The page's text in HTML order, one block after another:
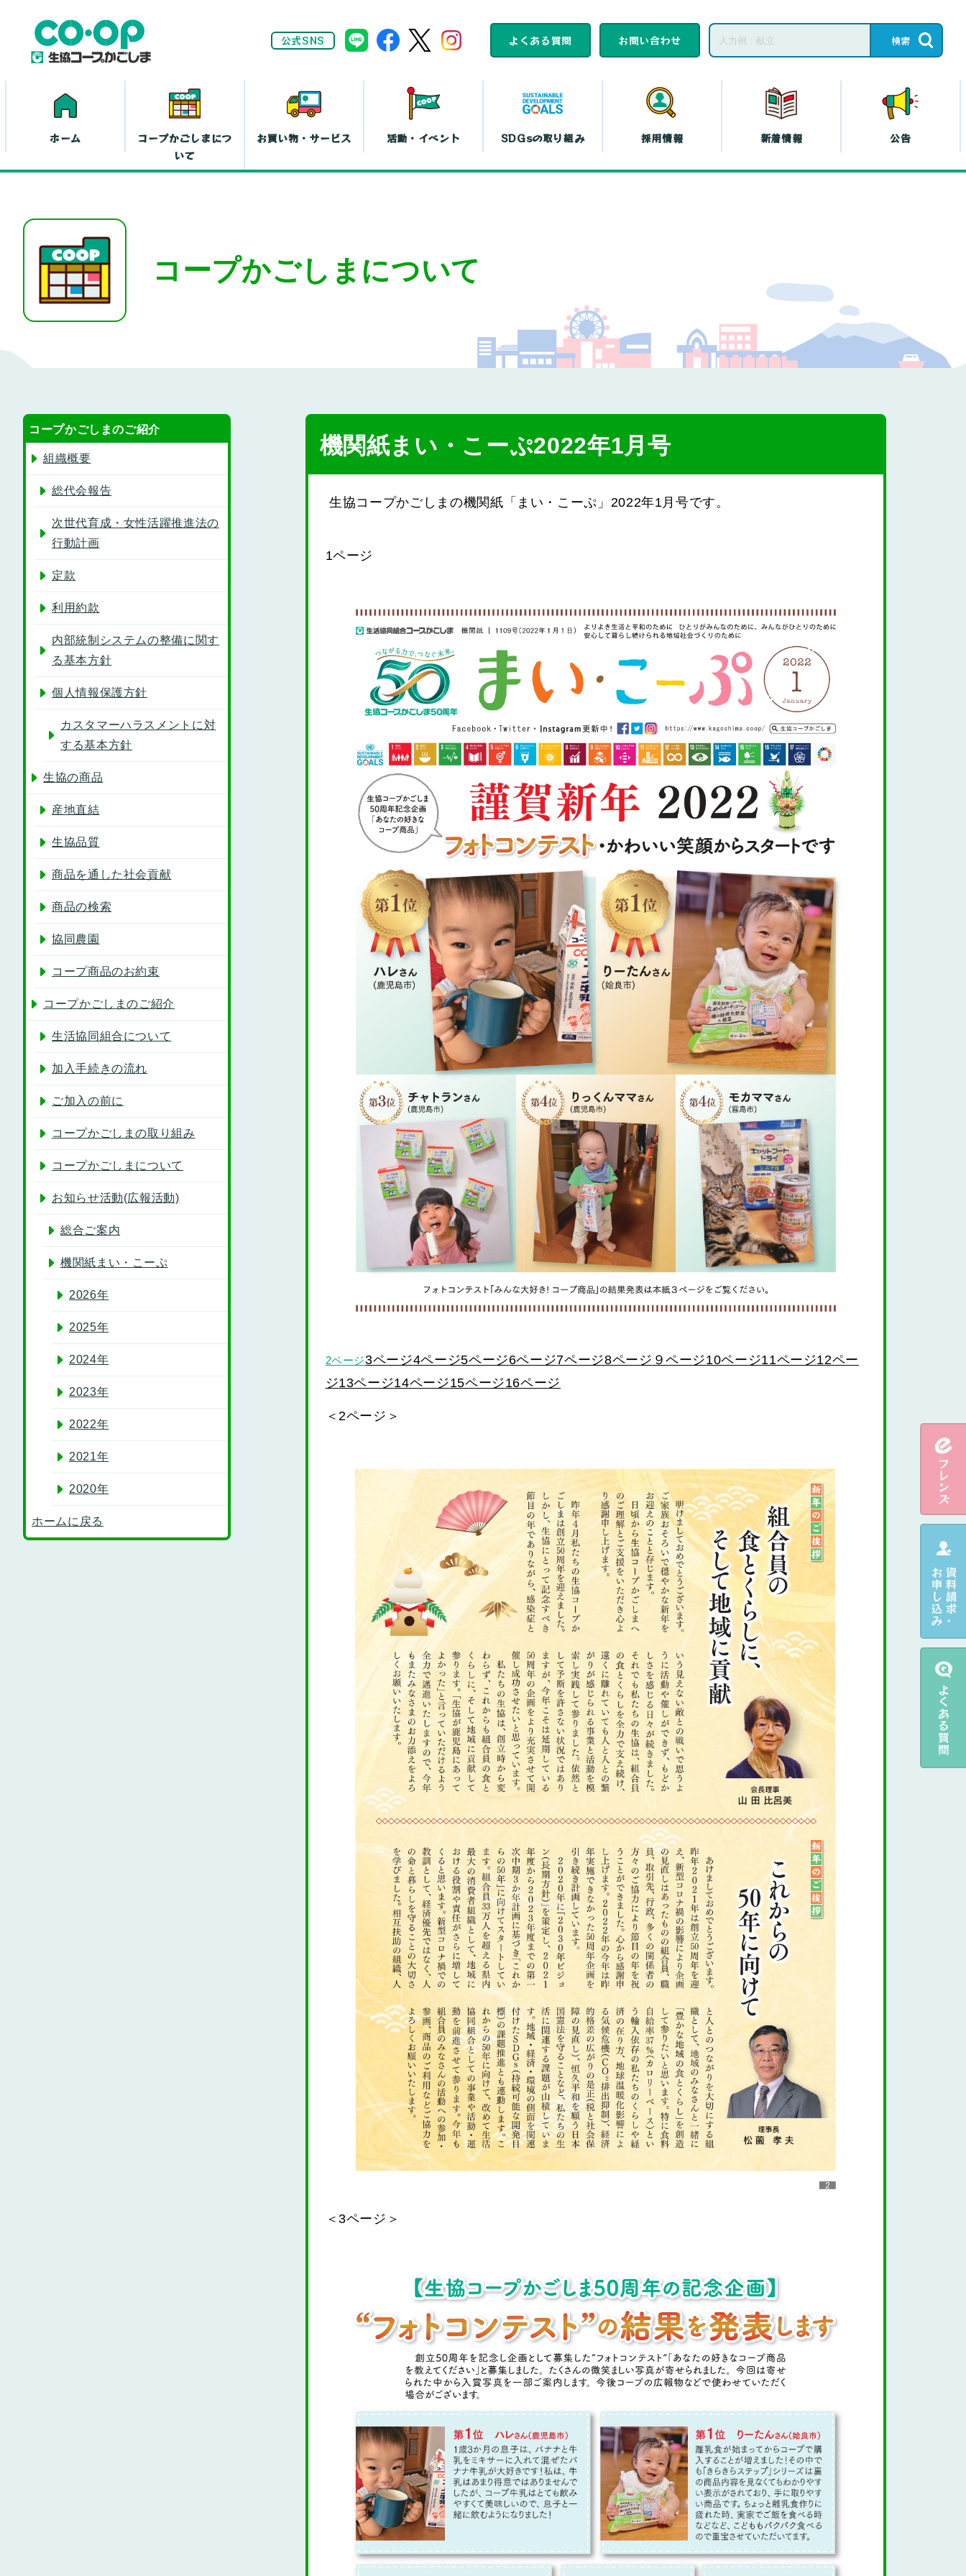
公式SNS よくある質問 お問い合わせ
ホーム
コープかごしまにつ
いて
お買い物・サービス
お弁当宅配 お買い物代行
コープの福祉
活動・イベント
家計(お金)に
まつわる活動
取り組み
SDGsの取り組み 採用情報 新着情報 公告
コープかごしまについて
機関紙まい・こーぷ2022年1月号
生協コープかごしまの機関紙「まい・こーぷ」2022年1月号です。
1ページ
2ページ3ページ4ページ5ページ6ページ7ページ8ページ ９ページ10ページ11ページ12ペー
ジ13ページ14ページ15ページ16ページ
＜2ページ＞
＜3ページ＞
コープかごしまのご紹介
組織概要
総代会報告
次世代育成・女性活躍推進法の
行動計画
定款
利用約款
内部統制システムの整備に関す
る基本方針
個人情報保護方針
カスタマーハラスメントに対
する基本方針
生協の商品
産地直結
生協品質
商品を通した社会貢献
商品の検索
協同農園
コープ商品のお約束
コープかごしまのご紹介
生活協同組合について
加入手続きの流れ
ご加入の前に
コープかごしまの取り組み
コープかごしまについて
お知らせ活動(広報活動)
総合ご案内
機関紙まい・こーぷ
2026年
2025年
2024年
2023年
2022年
2021年
2020年
ホームに戻る